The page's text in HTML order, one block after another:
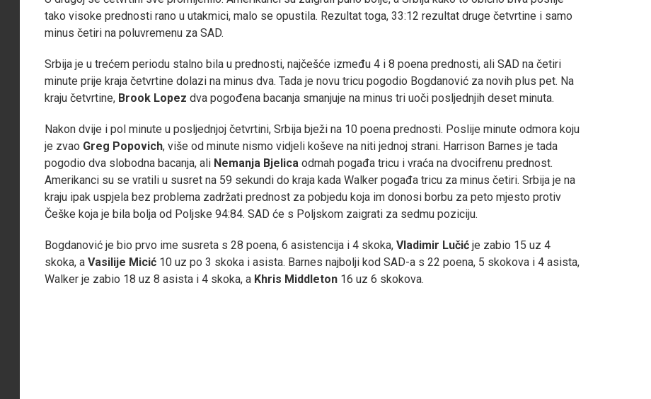
tako visoke prednosti rano u utakmici, malo se opustila. Rezultat toga, 33:12 rezultat druge četvrtine i samo
minus četiri na poluvremenu za SAD.
Srbija je u trećem periodu stalno bila u prednosti, najčešće između 4 i 8 poena prednosti, ali SAD na četiri
minute prije kraja četvrtine dolazi na minus dva. Tada je novu tricu pogodio Bogdanović za novih plus pet. Na
kraju četvrtine, Brook Lopez dva pogođena bacanja smanjuje na minus tri uoči posljednjih deset minuta.
Nakon dvije i pol minute u posljednjoj četvrtini, Srbija bježi na 10 poena prednosti. Poslije minute odmora koju
je zvao Greg Popovich, više od minute nismo vidjeli koševe na niti jednoj strani. Harrison Barnes je tada
pogodio dva slobodna bacanja, ali Nemanja Bjelicaodmah pogađa tricu i vraća na dvocifrenu prednost.
Amerikanci su se vratili u susret na 59 sekundi do kraja kada Walker pogađa tricu za minus četiri. Srbija je na
kraju ipak uspjela bez problema zadržati prednost za pobjedu koja im donosi borbu za peto mjesto protiv
Češke koja je bila bolja od Poljske 94:84. SAD će s Poljskom zaigrati za sedmu poziciju.
Bogdanović je bio prvo ime susreta s 28 poena, 6 asistencija i 4 skoka, Vladimir Lučić je zabio 15 uz 4
skoka, aVasilije Micić 10 uz po 3 skoka i asista. Barnes najbolji kod SAD-a s 22 poena, 5 skokova i 4 asista,
Walker je zabio 18 uz 8 asista i 4 skoka, a Khris Middleton 16 uz 6 skokova.